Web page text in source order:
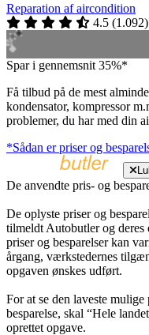
Reparation af aircondition
4.5 (1.092)
Spar i gennemsnit 35%*
Få tilbud på de mest
kondensator, kompressor
problemer, du har med din
*Sådan er priser og
De anvendte pris- og
De oplyste priser og
tilmeldt Autobutler og
priser og besparelser kan
årgang, værkstedernes
opgaven ønskes udført.
For at se den laveste
besparelse, skal “Hele
oprettet opgave.